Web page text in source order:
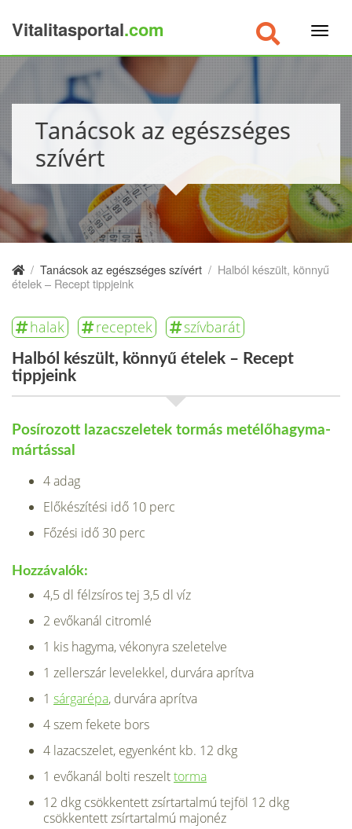
Vitalitasportal.com
Tanácsok az egészséges
szívért
/ Tanácsok az egészséges szívért / Halból készült, könnyű
ételek – Recept tippjeink
halak receptek szívbarát
Halból készült, könnyű ételek – Recept
tippjeink
Posírozott lazacszeletek tormás metélőhagyma-
mártással
4 adag
Előkészítési idő 10 perc
Főzési idő 30 perc
Hozzávalók:
4,5 dl félzsíros tej 3,5 dl víz
2 evőkanál citromlé
1 kis hagyma, vékonyra szeletelve
1 zellerszár levelekkel, durvára aprítva
1 sárgarépa, durvára aprítva
4 szem fekete bors
4 lazacszelet, egyenként kb. 12 dkg
1 evőkanál bolti reszelttorma
12 dkg csökkentett zsírtartalmú tejföl 12 dkg
csökkentett zsírtartalmú majonéz
×